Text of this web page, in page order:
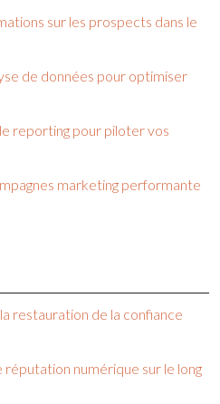
sur les prospects dans le
de données pour optimiser
reporting pour piloter vos
marketing performante
restauration de la confiance
numérique sur le long